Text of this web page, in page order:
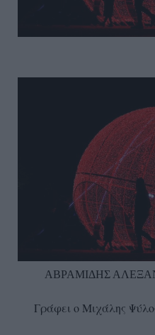
ΑΒΡΑΜΙΔΗΣ
Γράφει ο Μιχάλης